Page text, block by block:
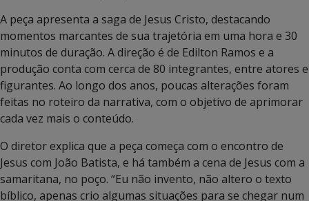
A peça apresenta a saga de Jesus Cristo, destacando
momentos marcantes de sua trajetória em uma hora e 30
minutos de duração. A direção é de Edilton Ramos e a
produção conta com cerca de 80 integrantes, entre atores e
figurantes. Ao longo dos anos, poucas alterações foram
feitas no roteiro da narrativa, com o objetivo de aprimorar
cada vez mais o conteúdo.
O diretor explica que a peça começa com o encontro de
Jesus com João Batista, e há também a cena de Jesus com a
samaritana, no poço. “Eu não invento, não altero o texto
bíblico, apenas crio algumas situações para se chegar num